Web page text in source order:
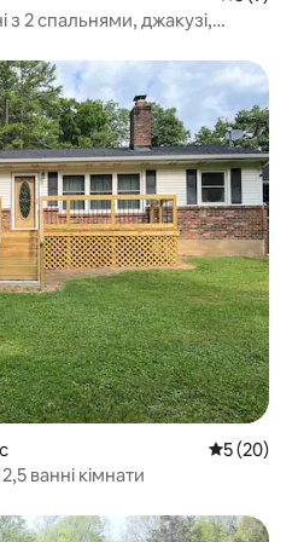
з 2 спальнями, джакузі,
Середня
5 (20)
ванні кімнати